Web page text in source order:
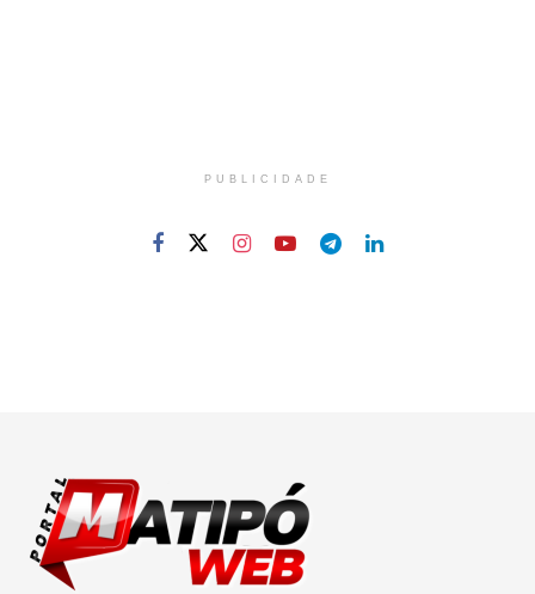
PUBLICIDADE